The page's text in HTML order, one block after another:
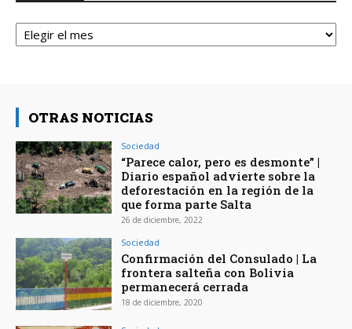
Archivos
OTRAS NOTICIAS
Sociedad
“Parece calor, pero es desmonte” |
Diario español advierte sobre la
deforestación en la región de la
que forma parte Salta
26 de diciembre, 2022
Sociedad
Confirmación del Consulado | La
frontera salteña con Bolivia
permanecerá cerrada
18 de diciembre, 2020